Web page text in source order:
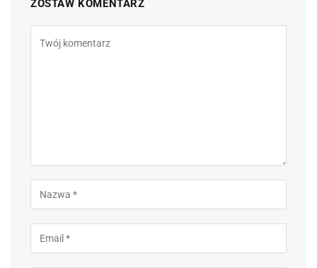
ZOSTAW KOMENTARZ